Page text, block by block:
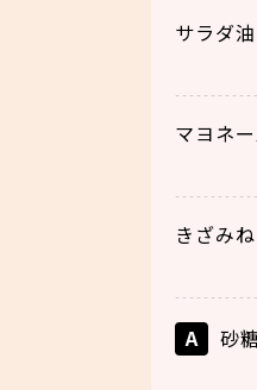
サラダ油
マヨネ
きざみ
A
砂